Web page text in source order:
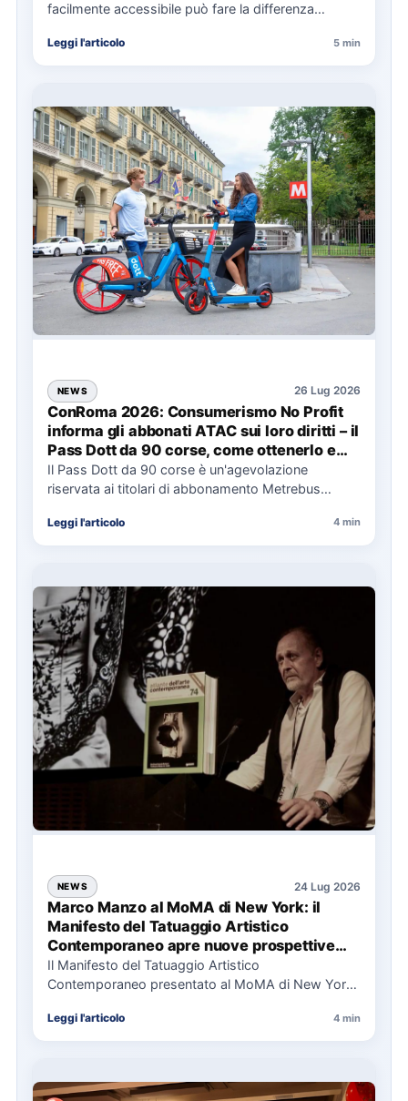
facilmente accessibile può fare la differenza
soprattutto…
Leggi l'articolo 5 min
NEWS 26 Lug 2026
ConRoma 2026: Consumerismo No Profit
informa gli abbonati ATAC sui loro diritti – il
Pass Dott da 90 corse, come ottenerlo e
cosa spetta in caso di disservizi
Il Pass Dott da 90 corse è un'agevolazione
riservata ai titolari di abbonamento Metrebus
Leggi l'articolo 4 min
NEWS 24 Lug 2026
Marco Manzo al MoMA di New York: il
Manifesto del Tatuaggio Artistico
Contemporaneo apre nuove prospettive
per il collezionismo
Il Manifesto del Tatuaggio Artistico
Contemporaneo presentato al MoMA di New York
Leggi l'articolo 4 min